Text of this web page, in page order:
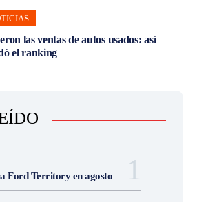
las ventas de autos usados: así
el ranking
Ford Territory en agosto